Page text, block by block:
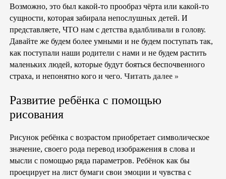
Возможно, это был какой-то прообраз чёрта или какой-то
сущности, которая забирала непослушных детей. И
представляете, ЧТО нам с детства вдалбливали в голову.
Давайте же будем более умными и не будем поступать так,
как поступали наши родители с нами и не будем растить
маленьких людей, которые будут бояться беспочвенного
страха, и непонятно кого и чего. Читать далее »
Развитие ребёнка с помощью
рисования
Рисунок ребёнка с возрастом приобретает символическое
значение, своего рода перевод изображения в слова и
мысли с помощью ряда параметров. Ребёнок как бы
проецирует на лист бумаги свои эмоции и чувства с